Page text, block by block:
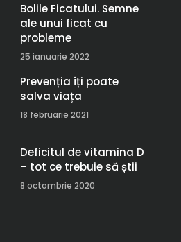
Bolile Ficatului. Semne
ale unui ficat cu
probleme
25 ianuarie 2022
Prevenția îți poate
salva viața
18 februarie 2021
Deficitul de vitamina D
– tot ce trebuie să știi
8 octombrie 2020